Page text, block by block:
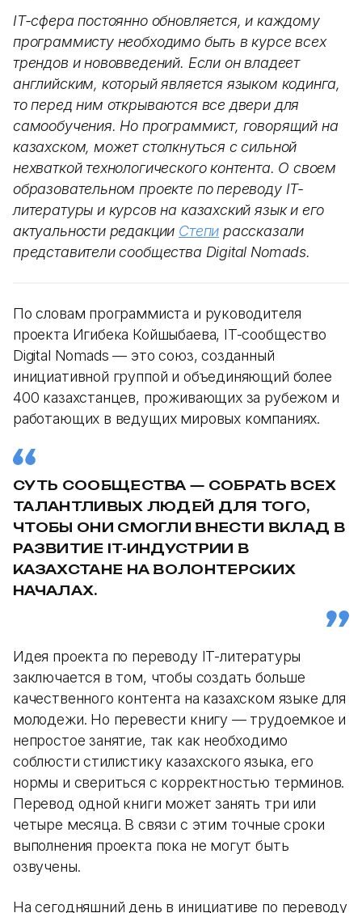
IT-сфера постоянно обновляется, и каждому
программисту необходимо быть в курсе всех
трендов и нововведений. Если он владеет
английским, который является языком кодинга,
то перед ним открываются все двери для
самообучения. Но программист, говорящий на
казахском, может столкнуться с сильной
нехваткой технологического контента. О своем
образовательном проекте по переводу IT-
литературы и курсов на казахский язык и его
актуальности редакции Степи рассказали
представители сообщества Digital Nomads.
По словам программиста и руководителя
проекта Игибека Койшыбаева, IT-сообщество
Digital Nomads — это союз, созданный
инициативной группой и объединяющий более
400 казахстанцев, проживающих за рубежом и
работающих в ведущих мировых компаниях.
СУТЬ СООБЩЕСТВА — СОБРАТЬ ВСЕХ
ТАЛАНТЛИВЫХ ЛЮДЕЙ ДЛЯ ТОГО,
ЧТОБЫ ОНИ СМОГЛИ ВНЕСТИ ВКЛАД В
РАЗВИТИЕ IT-ИНДУСТРИИ В
КАЗАХСТАНЕ НА ВОЛОНТЕРСКИХ
НАЧАЛАХ.
Идея проекта по переводу IT-литературы
заключается в том, чтобы создать больше
качественного контента на казахском языке для
молодежи. Но перевести книгу — трудоемкое и
непростое занятие, так как необходимо
соблюсти стилистику казахского языка, его
нормы и свериться с корректностью терминов.
Перевод одной книги может занять три или
четыре месяца. В связи с этим точные сроки
выполнения проекта пока не могут быть
озвучены.
На сегодняшний день в инициативе по переводу